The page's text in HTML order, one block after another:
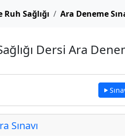
Sağlığı Ara Deneme
Dersi Ara
Sınavı